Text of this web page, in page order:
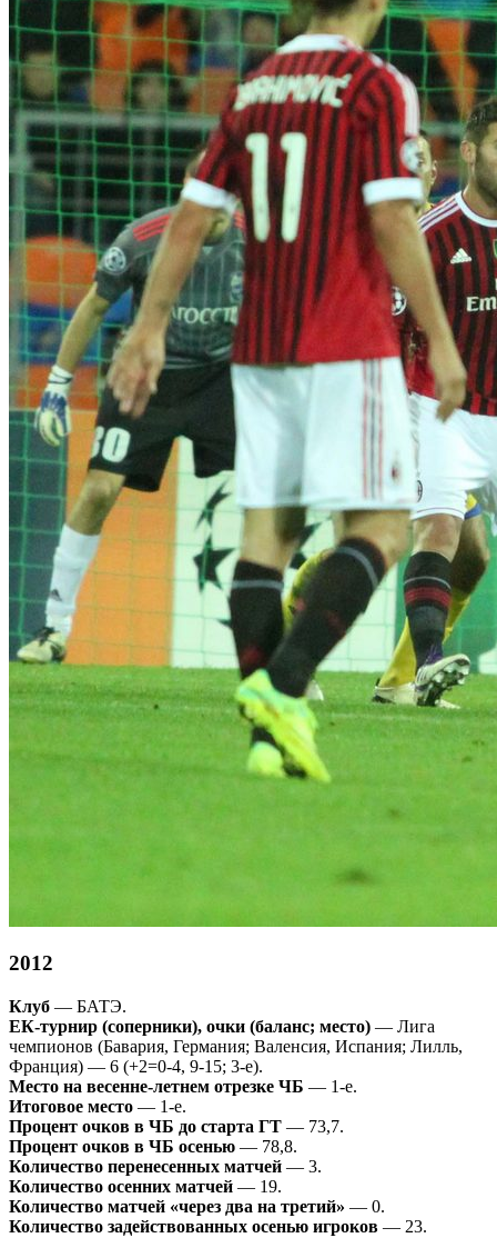
2012
Клуб — БАТЭ.
ЕК-турнир (соперники), очки (баланс; место) — Лига
чемпионов (Бавария, Германия; Валенсия, Испания; Лилль,
Франция) — 6 (+2=0-4, 9-15; 3-е).
Место на весенне-летнем отрезке ЧБ — 1-е.
Итоговое место — 1-е.
Процент очков в ЧБ до старта ГТ — 73,7.
Процент очков в ЧБ осенью — 78,8.
Количество перенесенных матчей — 3.
Количество осенних матчей — 19.
Количество матчей «через два на третий» — 0.
Количество задействованных осенью игроков — 23.